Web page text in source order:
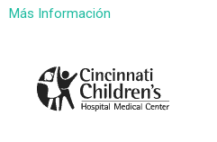
Más Información